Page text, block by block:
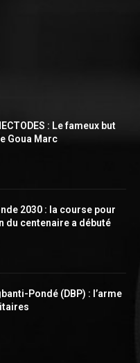
: Le fameux but
Goua Marc
2030 : la course pour
du centenaire a débuté
Pondé (DBP) : l’arme